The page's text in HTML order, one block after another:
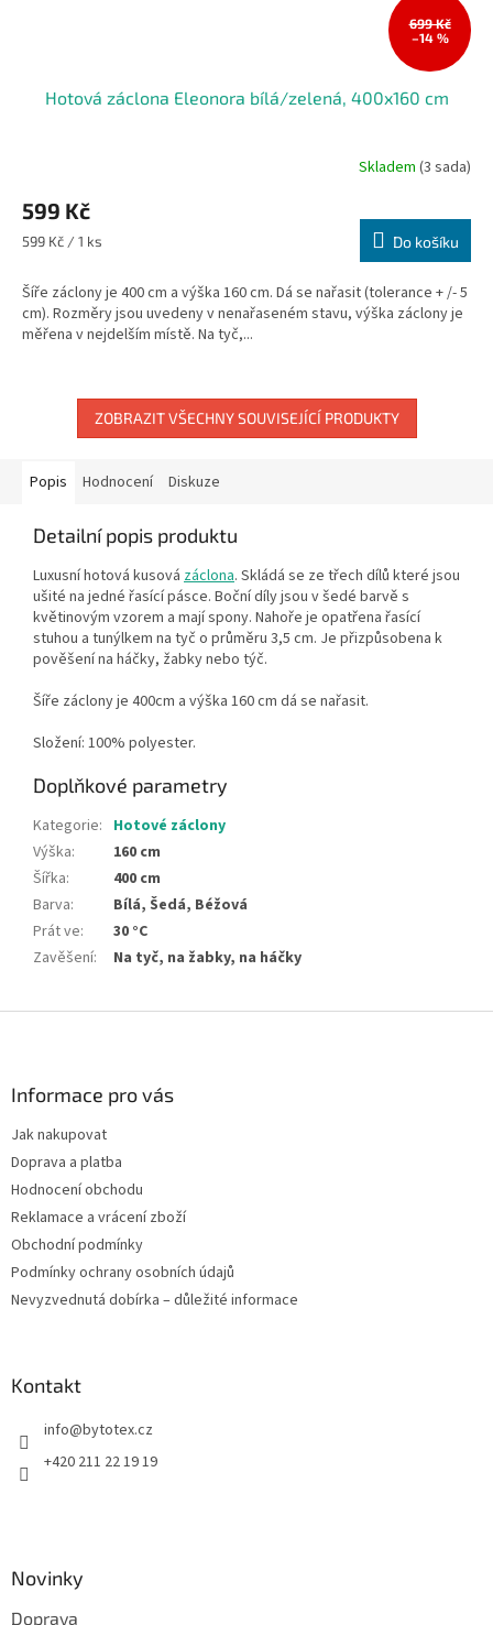
699 Kč
–14 %
Hotová záclona Eleonora bílá/zelená, 400x160 cm
Skladem (3 sada)
599 Kč
Měrná
599 Kč / 1 ks Do košíku
Šíře záclony je 400 cm a výška 160 cm. Dá se nařasit (tolerance + /- 5
cm). Rozměry jsou uvedeny v nenařaseném stavu, výška záclony je
měřena v nejdelším místě. Na tyč,...
ZOBRAZIT VŠECHNY SOUVISEJÍCÍ PRODUKTY
Popis Hodnocení Diskuze
Detailní popis produktu
Luxusní hotová kusová záclona. Skládá se ze třech dílů které jsou
ušité na jedné řasící pásce. Boční díly jsou v šedé barvě s
květinovým vzorem a mají spony. Nahoře je opatřena řasící
stuhou a tunýlkem na tyč o průměru 3,5 cm. Je přizpůsobena k
pověšení na háčky, žabky nebo týč.
Šíře záclony je 400cm a výška 160 cm dá se nařasit.
Složení: 100% polyester.
Doplňkové parametry
Kategorie: Hotové záclony
Výška:
160 cm
Šířka:
400 cm
Barva:
Bílá, Šedá, Béžová
Prát ve:
30 °C
Zavěšení: Na tyč, na žabky, na háčky
Informace pro vás
Jak nakupovat
Doprava a platba
Hodnocení obchodu
Reklamace a vrácení zboží
Obchodní podmínky
Podmínky ochrany osobních údajů
Nevyzvednutá dobírka – důležité informace
Kontakt
info@bytotex.cz
+420 211 22 19 19
Novinky
Doprava